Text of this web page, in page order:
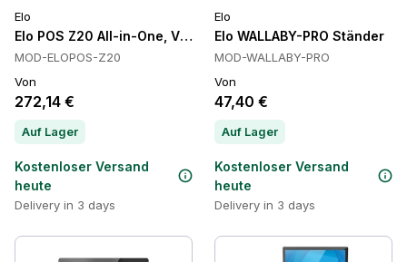
Elo
Elo POS Z20 All-in-One, VESA-Montage, Gigabit Ethernet
MOD-ELOPOS-Z20
Von
272,14 €
Auf Lager
Kostenloser Versand
heute
Delivery in 3 days
Elo
Elo WALLABY-PRO Ständer
MOD-WALLABY-PRO
Von
47,40 €
Auf Lager
Kostenloser Versand
heute
Delivery in 3 days